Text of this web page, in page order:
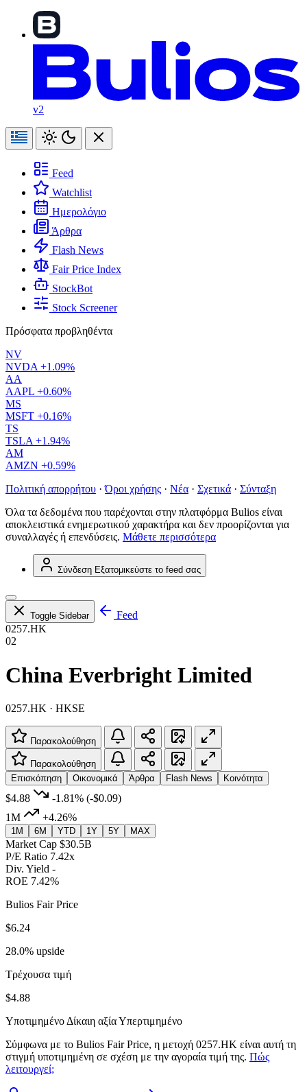
v2
Feed
Watchlist
Ημερολόγιο
Άρθρα
Flash News
Fair Price Index
StockBot
Stock Screener
Πρόσφατα προβληθέντα
NV
NVDA +1.09%
AA
AAPL +0.60%
MS
MSFT +0.16%
TS
TSLA +1.94%
AM
AMZN +0.59%
Πολιτική απορρήτου · Όροι χρήσης · Νέα · Σχετικά · Σύνταξη
Όλα τα δεδομένα που παρέχονται στην πλατφόρμα Bulios είναι
αποκλειστικά ενημερωτικού χαρακτήρα και δεν προορίζονται για
συναλλαγές ή επενδύσεις. Μάθετε περισσότερα
Σύνδεση Εξατομικεύστε το feed σας
Toggle Sidebar
Feed
0257.HK
02
China Everbright Limited
0257.HK · HKSE
Παρακολούθηση
Παρακολούθηση
Επισκόπηση
Οικονομικά Άρθρα Flash News Κοινότητα
$4.88 -1.81% (-$0.09)
1M
+4.26%
1M 6M YTD 1Y 5Y MAX
Market Cap $30.5B
P/E Ratio 7.42x
Div. Yield -
ROE 7.42%
Bulios Fair Price
$6.24
28.0% upside
Τρέχουσα τιμή
$4.88
Υποτιμημένο Δίκαιη αξίαΥπερτιμημένο
Σύμφωνα με το Bulios Fair Price, η μετοχή 0257.HK είναι αυτή τη
στιγμή υποτιμημένη σε σχέση με την αγοραία τιμή της. Πώς
λειτουργεί;